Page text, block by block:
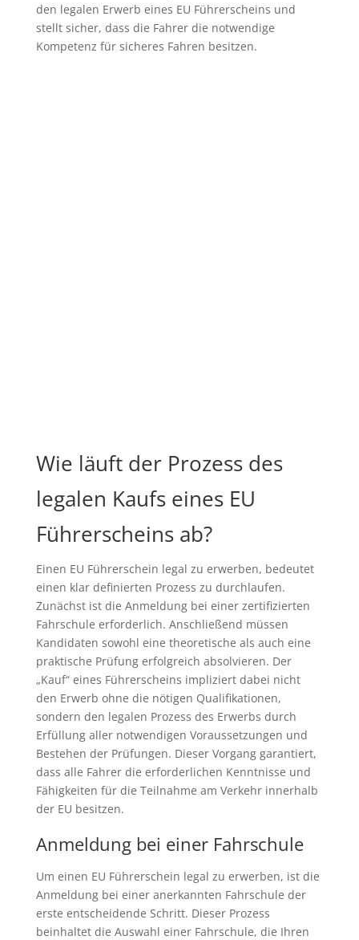
den legalen Erwerb eines EU Führerscheins und
stellt sicher, dass die Fahrer die notwendige
Kompetenz für sicheres Fahren besitzen.
Wie läuft der Prozess des
legalen Kaufs eines EU
Führerscheins ab?
Einen EU Führerschein legal zu erwerben, bedeutet
einen klar definierten Prozess zu durchlaufen.
Zunächst ist die Anmeldung bei einer zertifizierten
Fahrschule erforderlich. Anschließend müssen
Kandidaten sowohl eine theoretische als auch eine
praktische Prüfung erfolgreich absolvieren. Der
„Kauf“ eines Führerscheins impliziert dabei nicht
den Erwerb ohne die nötigen Qualifikationen,
sondern den legalen Prozess des Erwerbs durch
Erfüllung aller notwendigen Voraussetzungen und
Bestehen der Prüfungen. Dieser Vorgang garantiert,
dass alle Fahrer die erforderlichen Kenntnisse und
Fähigkeiten für die Teilnahme am Verkehr innerhalb
der EU besitzen.
Anmeldung bei einer Fahrschule
Um einen EU Führerschein legal zu erwerben, ist die
Anmeldung bei einer anerkannten Fahrschule der
erste entscheidende Schritt. Dieser Prozess
beinhaltet die Auswahl einer Fahrschule, die Ihren